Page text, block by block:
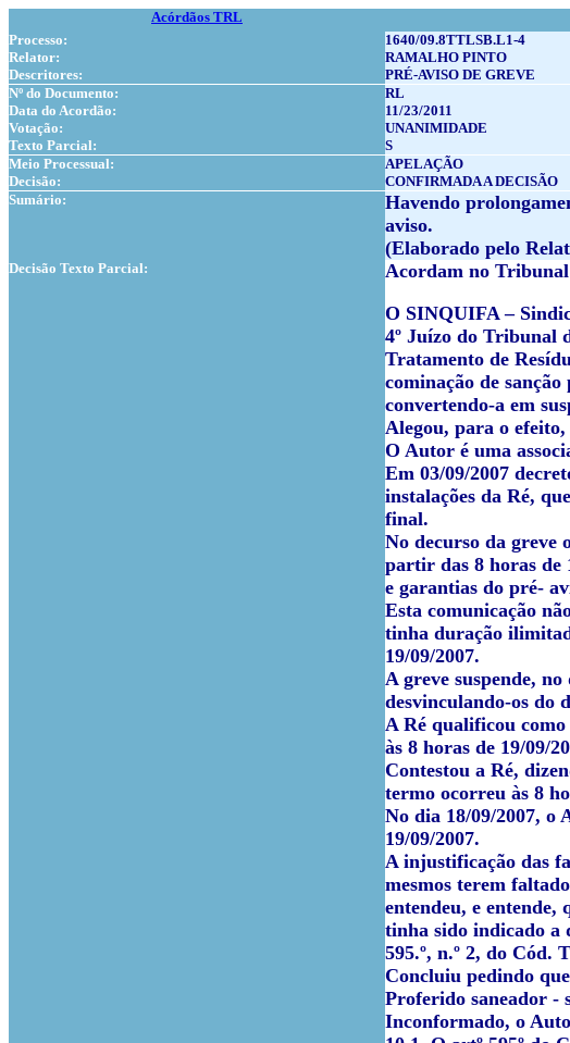
Acórdãos TRL
Processo:
1640/09.8TTLSB.L1-4
Relator:
RAMALHO PINTO
Descritores:
PRÉ-AVISO DE GREVE
Nº do Documento:
RL
Data do Acordão:
11/23/2011
Votação:
UNANIMIDADE
Texto Parcial:
S
Meio Processual:
APELAÇÃO
Decisão:
CONFIRMADA A DECISÃO
Sumário:
Havendo
aviso.
(Elaborado pelo
Decisão Texto Parcial:
Acordam no
O SINQUIFA –
4º Juízo do Tribunal
Tratamento de
cominação de
convertendo-a em
Alegou, para o
O Autor é uma
Em 03/09/2007
instalações da Ré,
final.
No decurso da greve
partir das 8 horas de
e garantias do pré-
Esta comunicação
tinha duração
19/09/2007.
A greve suspende,
desvinculando-os do
A Ré qualificou
às 8 horas de 19/09/
Contestou a Ré,
termo ocorreu às 8
No dia 18/09/2007, o
19/09/2007.
A injustificação das
mesmos terem
entendeu, e entende,
tinha sido indicado a
595.º, n.º 2, do Cód.
Concluiu pedindo
Proferido saneador -
Inconformado, o